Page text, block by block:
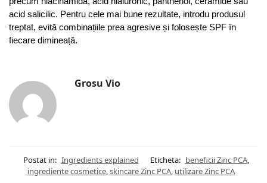
acid salicilic. Pentru cele mai bune rezultate, introdu produsul
treptat, evită combinațiile prea agresive și folosește SPF în
fiecare dimineață.
Grosu Vio
Postat in: Ingredients explained Eticheta: beneficii Zinc PCA,
ingrediente cosmetice,skincare Zinc PCA, utilizare Zinc PCA